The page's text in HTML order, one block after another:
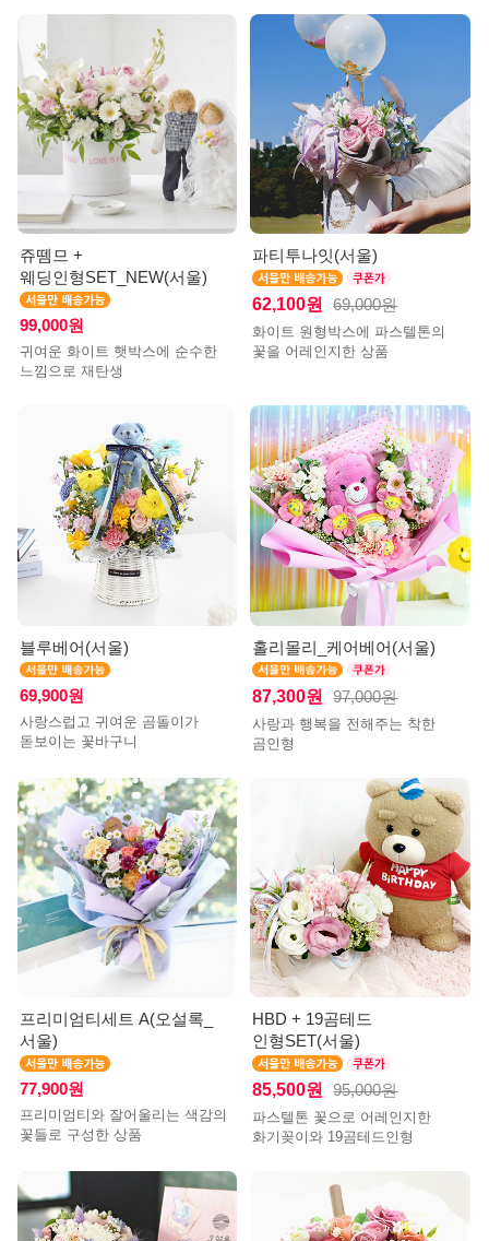
쥬뗌므 +
웨딩인형SET_NEW(서울)
99,000원
귀여운 화이트 햇박스에 순수한
느낌으로 재탄생
파티투나잇(서울)
62,100원 69,000원
화이트 원형박스에 파스텔톤의
꽃을 어레인지한 상품
블루베어(서울)
69,900원
사랑스럽고 귀여운 곰돌이가
돋보이는 꽃바구니
홀리몰리_케어베어(서울)
87,300원 97,000원
사랑과 행복을 전해주는 착한
곰인형
프리미엄티세트 A(오설록_
서울)
77,900원
프리미엄티와 잘어울리는 색감의
꽃들로 구성한 상품
HBD + 19곰테드
인형SET(서울)
85,500원 95,000원
파스텔톤 꽃으로 어레인지한
화기꽂이와 19곰테드인형